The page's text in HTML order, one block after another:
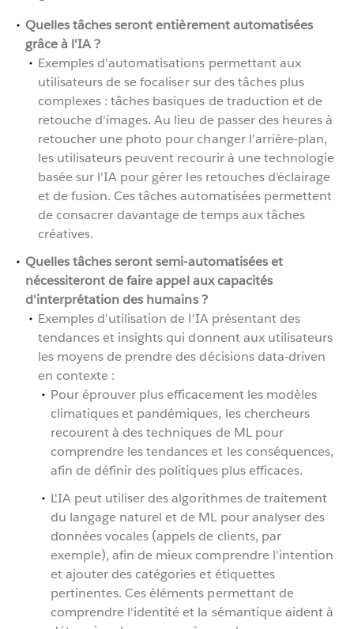
Quelles tâches seront entièrement automatisées
grâce à l'IA ?
Exemples d'automatisations permettant aux
utilisateurs de se focaliser sur des tâches plus
complexes : tâches basiques de traduction et de
retouche d'images. Au lieu de passer des heures à
retoucher une photo pour changer l'arrière-plan,
les utilisateurs peuvent recourir à une technologie
basée sur l'IA pour gérer les retouches d'éclairage
et de fusion. Ces tâches automatisées permettent
de consacrer davantage de temps aux tâches
créatives.
Quelles tâches seront semi-automatisées et
nécessiteront de faire appel aux capacités
d'interprétation des humains ?
Exemples d'utilisation de l'IA présentant des
tendances et insights qui donnent aux utilisateurs
les moyens de prendre des décisions data-driven
en contexte :
Pour éprouver plus efficacement les modèles
climatiques et pandémiques, les chercheurs
recourent à des techniques de ML pour
comprendre les tendances et les conséquences,
afin de définir des politiques plus efficaces.
L'IA peut utiliser des algorithmes de traitement
du langage naturel et de ML pour analyser des
données vocales (appels de clients, par
exemple), afin de mieux comprendre l'intention
et ajouter des catégories et étiquettes
pertinentes. Ces éléments permettant de
comprendre l'identité et la sémantique aident à